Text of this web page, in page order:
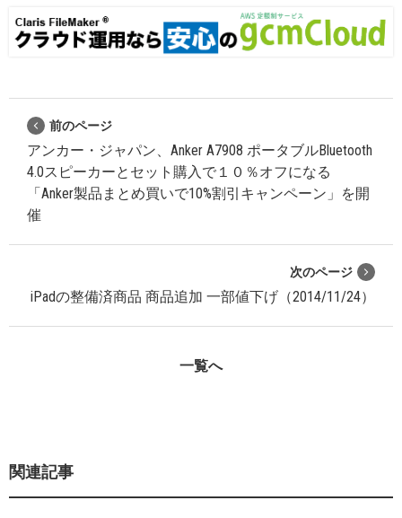
前のページ
アンカー・ジャパン、Anker A7908 ポータブルBluetooth
4.0スピーカーとセット購入で１０％オフになる
「Anker製品まとめ買いで10%割引キャンペーン」を開
催
次のページ
iPadの整備済商品 商品追加 一部値下げ（2014/11/24）
一覧へ
関連記事